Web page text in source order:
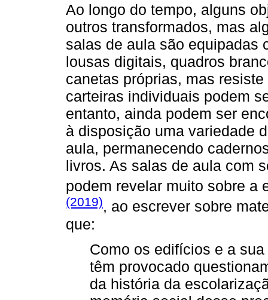
Ao longo do tempo, alguns
outros transformados, mas
salas de aula são equipadas
lousas digitais, quadros
canetas próprias, mas
carteiras individuais podem
entanto, ainda podem ser
à disposição uma variedade
aula, permanecendo
livros. As salas de aula com
podem revelar muito sobre
(2019), ao escrever sobre
que:
Como os edifícios e a
têm provocado
da história da